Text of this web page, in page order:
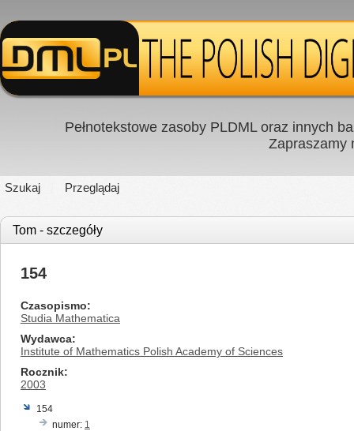
Pełnotekstowe zasoby PLDML oraz innych
Zapraszamy
Szukaj Przeglądaj
Tom - szczegóły
154
Czasopismo
Studia Mathematica
Wydawca
Institute of Mathematics Polish Academy of Sciences
Rocznik
2003
154
numer: 1